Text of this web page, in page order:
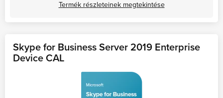
Termék részleteinek megtekintése
Skype for Business Server 2019 Enterprise
Device CAL